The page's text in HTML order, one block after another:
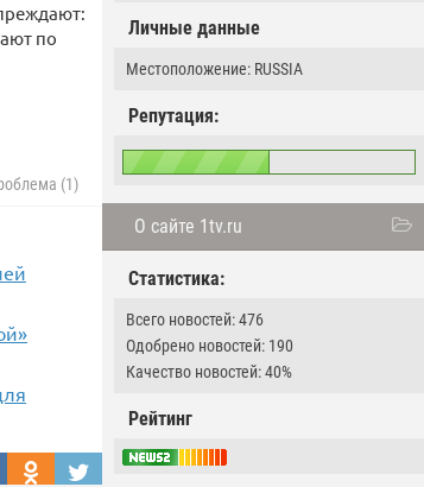
Личные данные
Местоположение: RUSSIA
Репутация:
О сайте 1tv.ru
Статистика:
Всего новостей: 476
Одобрено новостей: 190
Качество новостей: 40%
Рейтинг
по
(1)